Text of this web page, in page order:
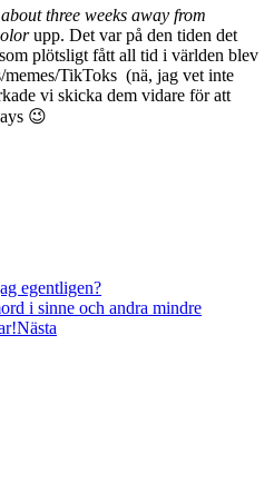
three weeks away from
upp. Det var på den tiden det
plötsligt fått all tid i världen blev
TikToks (nä, jag vet inte
vi skicka dem vidare för att
😉
egentligen?
i sinne och andra mindre
Nästa